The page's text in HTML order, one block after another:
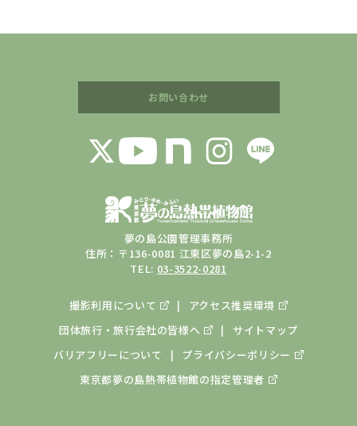
お問い合わせ
夢の島公園管理事務所
住所：〒136-0081 江東区夢の島2-1-2
TEL: 03-3522-0281
撮影利用について
アクセス推奨環境
団体旅行・旅行会社の皆様へ
サイトマップ
バリアフリーについて
プライバシーポリシー
東京都夢の島熱帯植物館の指定管理者